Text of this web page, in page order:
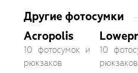
Другие фотосумки
Acropolis
10 фотосумок и
рюкзаков
10
рюкзаков